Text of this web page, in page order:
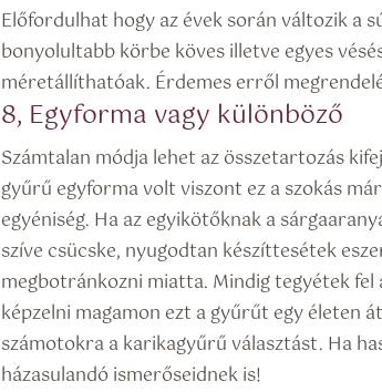
Előfordulhat hogy az évek során változik a
bonyolultabb körbe köves illetve egyes
méretállíthatóak. Érdemes erről
8, Egyforma vagy különböző
Számtalan módja lehet az összetartozás
gyűrű egyforma volt viszont ez a szokás
egyéniség. Ha az egyikötőknak a
szíve csücske, nyugodtan készíttesétek
megbotránkozni miatta. Mindig tegyétek
képzelni magamon ezt a gyűrűt egy életen
számotokra a karikagyűrű választást. Ha
házasulandó ismerőseidnek is!